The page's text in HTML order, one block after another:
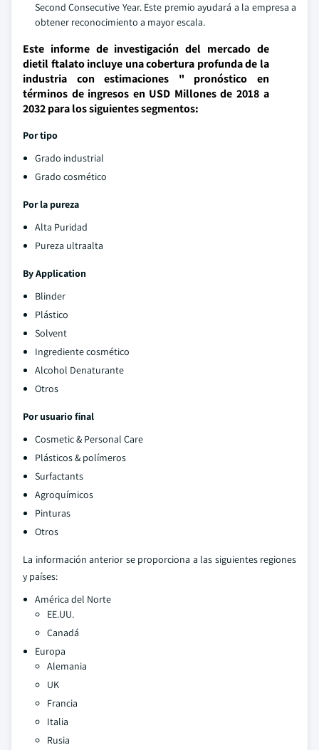
Second Consecutive Year. Este premio ayudará a la empresa a
obtener reconocimiento a mayor escala.
Este informe de investigación del mercado de
dietil ftalato incluye una cobertura profunda de la
industria con estimaciones " pronóstico en
términos de ingresos en USD Millones de 2018 a
2032 para los siguientes segmentos:
Por tipo
Grado industrial
Grado cosmético
Por la pureza
Alta Puridad
Pureza ultraalta
By Application
Blinder
Plástico
Solvent
Ingrediente cosmético
Alcohol Denaturante
Otros
Por usuario final
Cosmetic & Personal Care
Plásticos & polímeros
Surfactants
Agroquímicos
Pinturas
Otros
La información anterior se proporciona a las siguientes regiones
y países:
América del Norte
EE.UU.
Canadá
Europa
Alemania
UK
Francia
Italia
Rusia